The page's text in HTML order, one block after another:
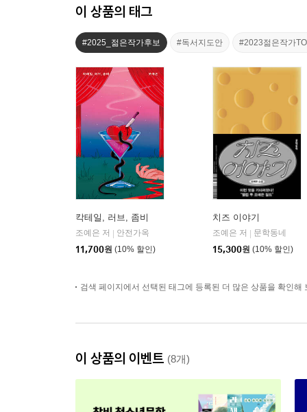
이 상품의 태그
#2025_젊은작가후보 #독서지도안 #2023젊은작가
칵테일, 러브, 좀비
조예은 저 | 안전가옥
11,700원 (10% 할인)
치즈 이야기
조예은 저 | 문학동네
15,300원 (10% 할인)
검색 페이지에서 선택된 태그에 등록된 더 많은 상품을 확인해
이 상품의 이벤트 (8개)